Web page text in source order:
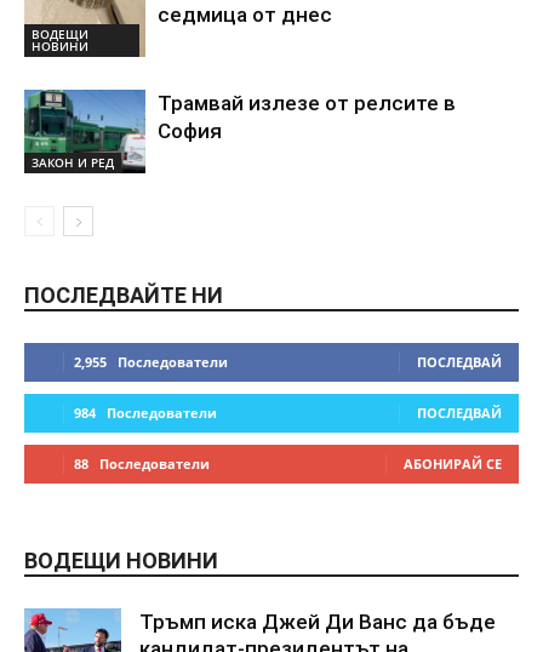
ВОДЕЩИ
НОВИНИ
седмица от днес
ЗАКОН И РЕД
Трамвай излезе от релсите в
София
ПОСЛЕДВАЙТЕ НИ
2,955 Последователи ПОСЛЕДВАЙ
984 Последователи ПОСЛЕДВАЙ
88 Последователи АБОНИРАЙ СЕ
ВОДЕЩИ НОВИНИ
Тръмп иска Джей Ди Ванс да бъде